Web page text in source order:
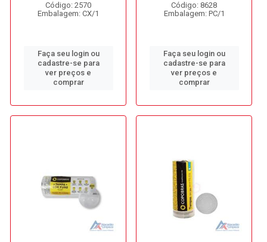
Código: 2570
Embalagem: CX/1
Faça seu login ou
cadastre-se para
ver preços e
comprar
Código: 8628
Embalagem: PC/1
Faça seu login ou
cadastre-se para
ver preços e
comprar